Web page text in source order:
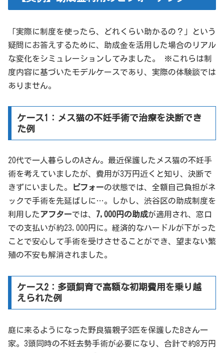
「実際に制度を使ったら、どれくらい助かるの？」という
疑問にお答えするために、助成金を活用した場合のリアル
な変化をシミュレーションしてみました。 ※これらは制
度内容に基づいたモデルケースであり、実際の体験談では
ありません。
ケース1：メス猫の不妊手術で治療を決断でき
た例
20代で一人暮らしのAさん。最近保護したメス猫の不妊手
術を考えていましたが、費用が3万円近くと知り、決断で
きずにいました。
ビフォーの状態では、全額自己負担がネ
ックで手術を先延ばしに…。しかし、渋谷区の助成制度を
利用したアフターでは、 7,000円の助成が適用され、窓口
での支払いが約23,000円に。経済的なハードルが下がった
ことで安心して手術を受けさせることができ、望まない繁
殖の不安も解消されました。
ケース2：多頭飼育で高額な初期費用を乗り越
えられた例
庭に来るようになった野良猫親子3匹を保護したBさん一
家。3頭同時の不妊去勢手術が必要になり、合計で約8万円